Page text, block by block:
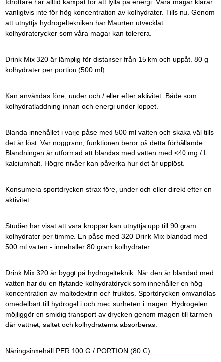
Idrottare har alltid kämpat för att fylla på energi. Våra magar klarar
vanligtvis inte för hög koncentration av kolhydrater. Tills nu. Genom
att utnyttja hydrogeltekniken har Maurten utvecklat
kolhydratdrycker som våra magar kan tolerera.
Drink Mix 320 är lämplig för distanser från 15 km och uppåt. 80 g
kolhydrater per portion (500 ml).
Kan användas före, under och / eller efter aktivitet. Både som
kolhydratladdning innan och energi under loppet.
Blanda innehållet i varje påse med 500 ml vatten och skaka väl tills
det är löst. Var noggrann, funktionen beror på detta förhållande.
Blandningen är utformad att blandas med vatten med <40 mg / L
kalciumhalt. Högre nivåer kan påverka hur det är upplöst.
Konsumera sportdrycken strax före, under och eller direkt efter en
aktivitet.
Studier har visat att våra kroppar kan utnyttja upp till 90 gram
kolhydrater per timme. En påse med 320 Drink Mix blandad med
500 ml vatten - innehåller 80 gram kolhydrater.
Drink Mix 320 är byggt på hydrogelteknik. När den är blandad med
vatten har du en flytande kolhydratdryck som innehåller en hög
koncentration av maltodextrin och fruktos. Sportdrycken omvandlas
omedelbart till hydrogel i och med surheten i magen. Hydrogelen
möjliggör en smidig transport av drycken genom magen till tarmen
där vattnet, saltet och kolhydraterna absorberas.
Näringsinnehåll PER 100 G / PORTION (80 G)